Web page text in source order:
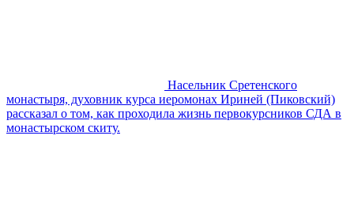
Насельник Сретенского
монастыря, духовник курса иеромонах Ириней (Пиковский)
рассказал о том, как проходила жизнь первокурсников СДА в
монастырском скиту.